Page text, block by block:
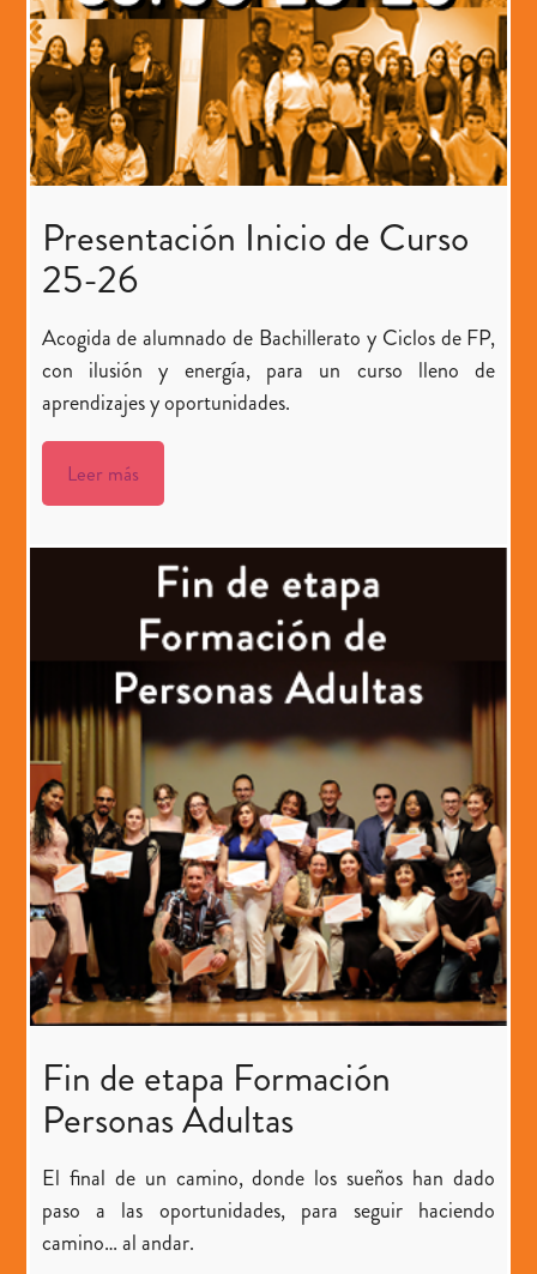
Presentación Inicio de Curso
25-26
Acogida de alumnado de Bachillerato y Ciclos de FP,
con ilusión y energía, para un curso lleno de
aprendizajes y oportunidades.
Leer más
Fin de etapa Formación
Personas Adultas
El final de un camino, donde los sueños han dado
paso a las oportunidades, para seguir haciendo
camino… al andar.